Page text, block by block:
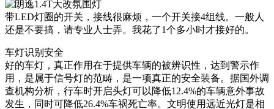
带LED灯圈的开关，接线很麻烦，一个开关接4组线。一般人
还是不要搞，请专业人士弄。我花了1个多小时才接好的。
车灯识别安全
好的车灯，真正作用在于提供车辆的被辨识性，达到警示作
用，是属于信号灯的范畴，是一项真正的安全装备。据国外调
查机构分析，行车时开启头灯可以降低12.4%的车辆意外事故
发生，同时可降低26.4%车祸死亡率。文明使用远近光灯是相